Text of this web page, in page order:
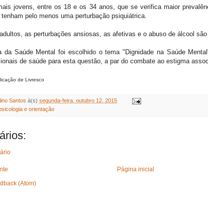
jovens, entre os 18 e os 34 anos, que se verifica maior
pelo menos uma perturbação psiquiátrica.
as perturbações ansiosas, as afetivas e o abuso de álcool
da Saúde Mental foi escolhido o tema "Dignidade na Saúde
de saúde para esta questão, a par do combate ao estigma
de Livresco
Santos à(s) segunda-feira, outubro 12, 2015
e orientação
Página inicial
(Atom)